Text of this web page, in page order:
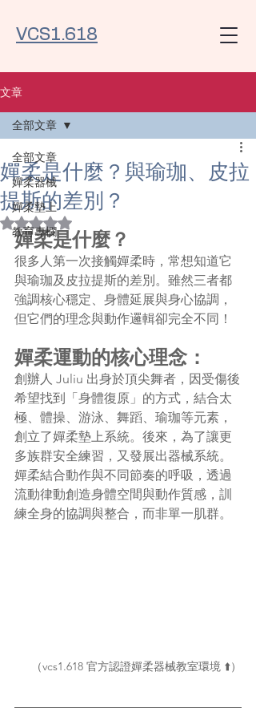
VCS1.618
文章
全部文章
嬋柔器械
嬋柔墊上
教育專欄
全部文章
嬋柔是什麼？與瑜珈、皮拉
提斯的差別？
評等為 NaN（最高為 5 顆星）。
嬋柔是什麼？
很多人第一次接觸嬋柔時，常想知道它
與瑜珈及皮拉提斯的差別。雖然三者都
強調核心穩定、身體延展與身心協調，
但它們的理念與動作邏輯卻完全不同！
嬋柔運動的核心理念：
創辦人 Juliu 出身於頂尖舞者，因受傷後
希望找到「身體復原」的方式，結合太
極、體操、游泳、舞蹈、瑜珈等元素，
創立了嬋柔墊上系統。後來，為了讓更
多族群安全練習，又發展出器械系統。
嬋柔結合動作與不同節奏的呼吸，透過
流動律動創造身體空間與動作質感，訓
練全身的協調與整合，而非單一肌群。
（vcs1.618 官方認證嬋柔器械教室環境 ⬆️）